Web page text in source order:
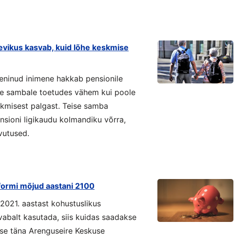
kasvab, kuid lõhe keskmise
inimene hakkab pensionile
sambale toetudes vähem kui poole
palgast. Teise samba
ligikaudu kolmandiku võrra,
mõjud aastani 2100
aastast kohustuslikus
kasutada, siis kuidas saadakse
täna Arenguseire Keskuse